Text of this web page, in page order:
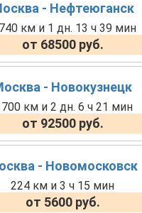
- Нефтеюганск
км и 1 дн. 13 ч 39 мин
от 68500 руб.
- Новокузнецк
км и 2 дн. 6 ч 21 мин
от 92500 руб.
- Новомосковск
224 км и 3 ч 15 мин
от 5600 руб.